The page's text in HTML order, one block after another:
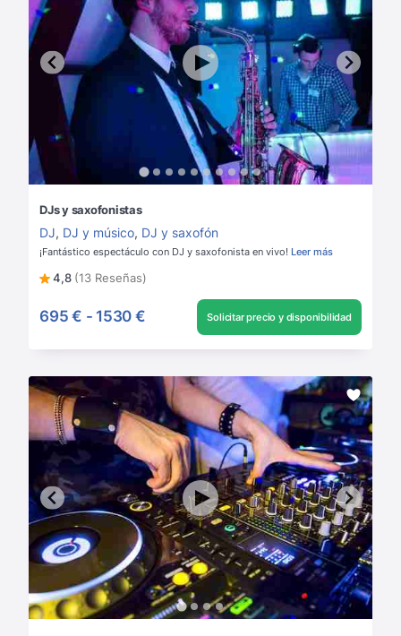
DJs y saxofonistas
DJ, DJ y músico, DJ y saxofón
¡Fantástico espectáculo con DJ y saxofonista en vivo! Leer más
4,8 (13 Reseñas)
695 € - 1530 € Solicitar precio y disponibilidad